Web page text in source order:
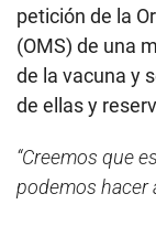
petición de la
(OMS) de una
de la vacuna y
de ellas y
“Creemos que
podemos hacer